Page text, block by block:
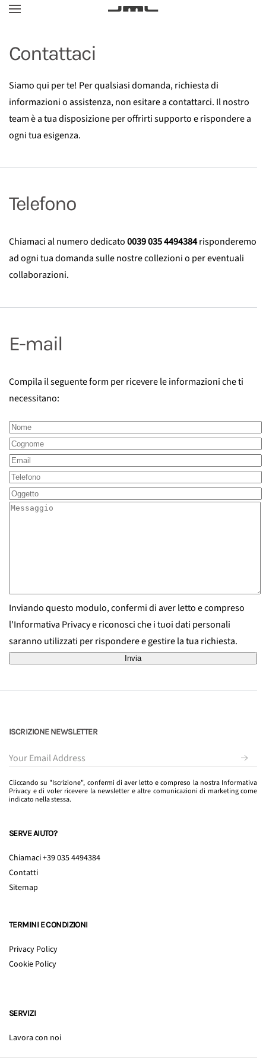
to
main
Contattaci
Siamo qui per te! Per qualsiasi domanda, richiesta di
informazioni o assistenza, non esitare a contattarci. Il nostro
team è a tua disposizione per offrirti supporto e rispondere a
ogni tua esigenza.
Telefono
Chiamaci al numero dedicato0039 035 4494384risponderemo
ad ogni tua domanda sulle nostre collezioni o per eventuali
collaborazioni.
E-mail
Compila il seguente form per ricevere le informazioni che ti
necessitano:
Inviando questo modulo, confermi di aver letto e compreso
l'Informativa Privacy e riconosci che i tuoi dati personali
saranno utilizzati per rispondere e gestire la tua richiesta.
ISCRIZIONE NEWSLETTER
Cliccando su "Iscrizione", confermi di aver letto e compreso la nostra Informativa
Privacy e di voler ricevere la newsletter e altre comunicazioni di marketing come
indicato nella stessa.
SERVE AIUTO?
Chiamaci +39 035 4494384
Contatti
Sitemap
TERMINI E CONDIZIONI
Privacy Policy
Cookie Policy
SERVIZI
Lavora con noi